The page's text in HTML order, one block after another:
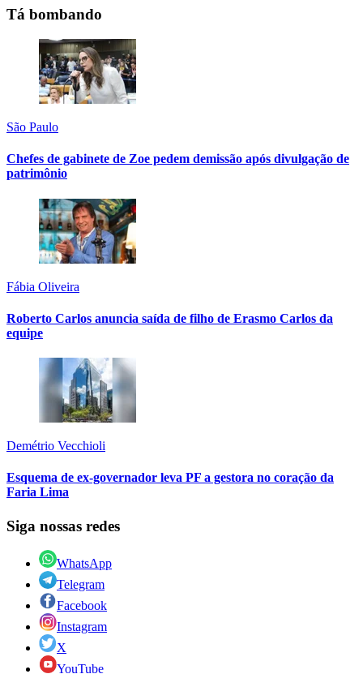
Tá bombando
São Paulo
Chefes de gabinete de Zoe pedem demissão após divulgação de
patrimônio
Fábia Oliveira
Roberto Carlos anuncia saída de filho de Erasmo Carlos da
equipe
Demétrio Vecchioli
Esquema de ex-governador leva PF a gestora no coração da
Faria Lima
Siga nossas redes
WhatsApp
Telegram
Facebook
Instagram
X
YouTube